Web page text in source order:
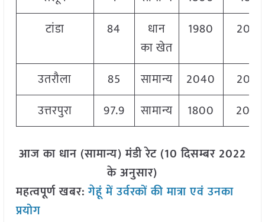
टांडा
84
धान
का खेत
1980 2040
उतरौला 85 सामान्य 2040
2040
उत्तरपुरा
97.9 सामान्य 1800
आज का धान (सामान्य) मंडी रेट (10 दिसम्बर 2022
के अनुसार)
महत्वपूर्ण खबर:गेहूं में उर्वरकों की मात्रा एवं उनका
प्रयोग